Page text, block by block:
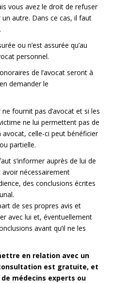
vous avez le droit de refuser
autre. Dans ce cas, il faut
ou n’est assurée qu’au
personnel.
de l’avocat seront à
demander le
ne fournit pas d’avocat et si les
ne lui permettent pas de
avocat, celle-ci peut bénéficier
partielle.
s’informer auprès de lui de
avoir nécessairement
des conclusions écrites
de ses propres avis et
avec lui et, éventuellement
avant qu’il ne les
en relation avec un
est gratuite, et
médecins experts ou